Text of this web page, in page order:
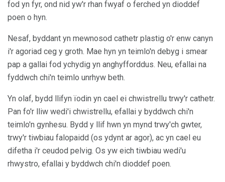
fod yn fyr, ond nid yw'r rhan fwyaf o ferched yn dioddef
poen o hyn.
Nesaf, byddant yn mewnosod cathetr plastig o'r enw canyn
i'r agoriad ceg y groth. Mae hyn yn teimlo'n debyg i smear
pap a gallai fod ychydig yn anghyfforddus. Neu, efallai na
fyddwch chi'n teimlo unrhyw beth.
Yn olaf, bydd llifyn ïodin yn cael ei chwistrellu trwy'r cathetr.
Pan fo'r lliw wedi'i chwistrellu, efallai y byddwch chi'n
teimlo'n gynhesu. Bydd y llif hwn yn mynd trwy'ch gwter,
trwy'r tiwbiau falopaidd (os ydynt ar agor), ac yn cael eu
difetha i'r ceudod pelvig. Os yw eich tiwbiau wedi'u
rhwystro, efallai y byddwch chi'n dioddef poen.